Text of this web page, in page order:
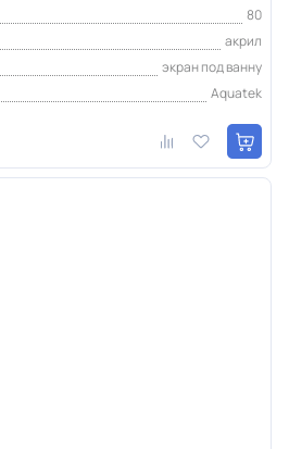
80
акрил
экран под ванну
Aquatek